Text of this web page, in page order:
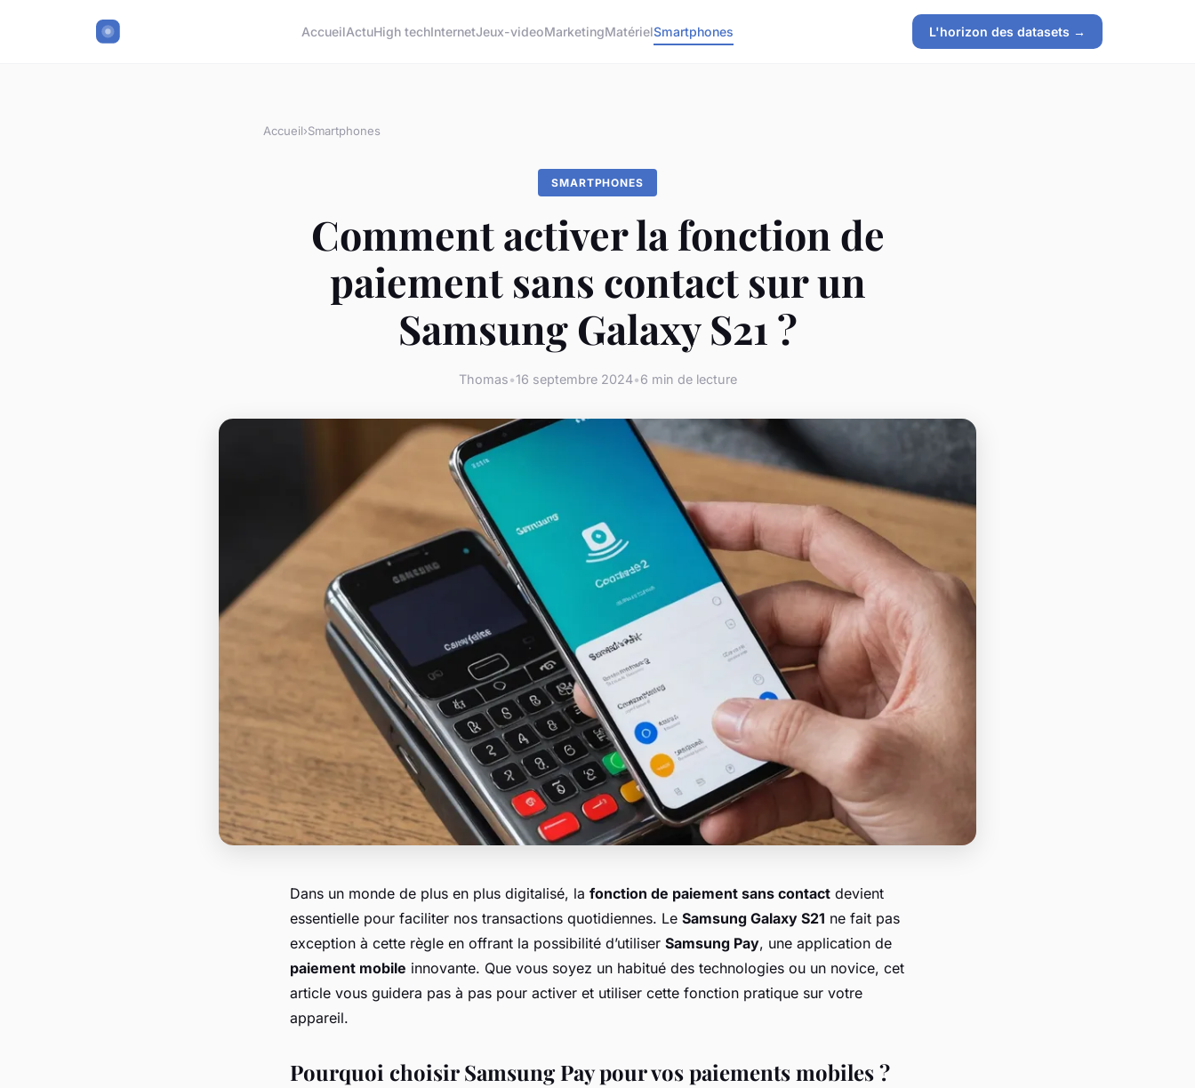
AccueilActuHigh techInternetJeux-videoMarketingMatérielSmartphones L'horizon des datasets →
Accueil›Smartphones
SMARTPHONES
Comment activer la fonction de
paiement sans contact sur un
Samsung Galaxy S21 ?
Thomas•16 septembre 2024•6 min de lecture
Dans un monde de plus en plus digitalisé, la fonction de paiement sans contact devient
essentielle pour faciliter nos transactions quotidiennes. Le Samsung Galaxy S21 ne fait pas
exception à cette règle en offrant la possibilité d’utiliser Samsung Pay, une application de
paiement mobile innovante. Que vous soyez un habitué des technologies ou un novice, cet
article vous guidera pas à pas pour activer et utiliser cette fonction pratique sur votre
appareil.
Pourquoi choisir Samsung Pay pour vos paiements mobiles ?